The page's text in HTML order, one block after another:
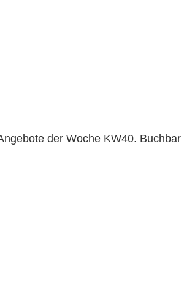
der Woche KW40. Buchbar